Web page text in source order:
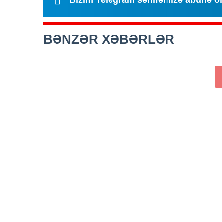
BƏNZƏR XƏBƏRLƏR